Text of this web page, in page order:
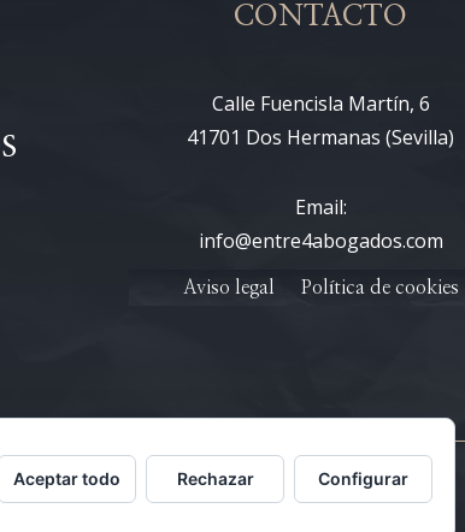
CONTACTO
Calle Fuencisla Martín, 6
41701 Dos Hermanas (Sevilla)
Email:
info@entre4abogados.com
Aviso legal Política de cookies
Aceptar todo Rechazar Configurar